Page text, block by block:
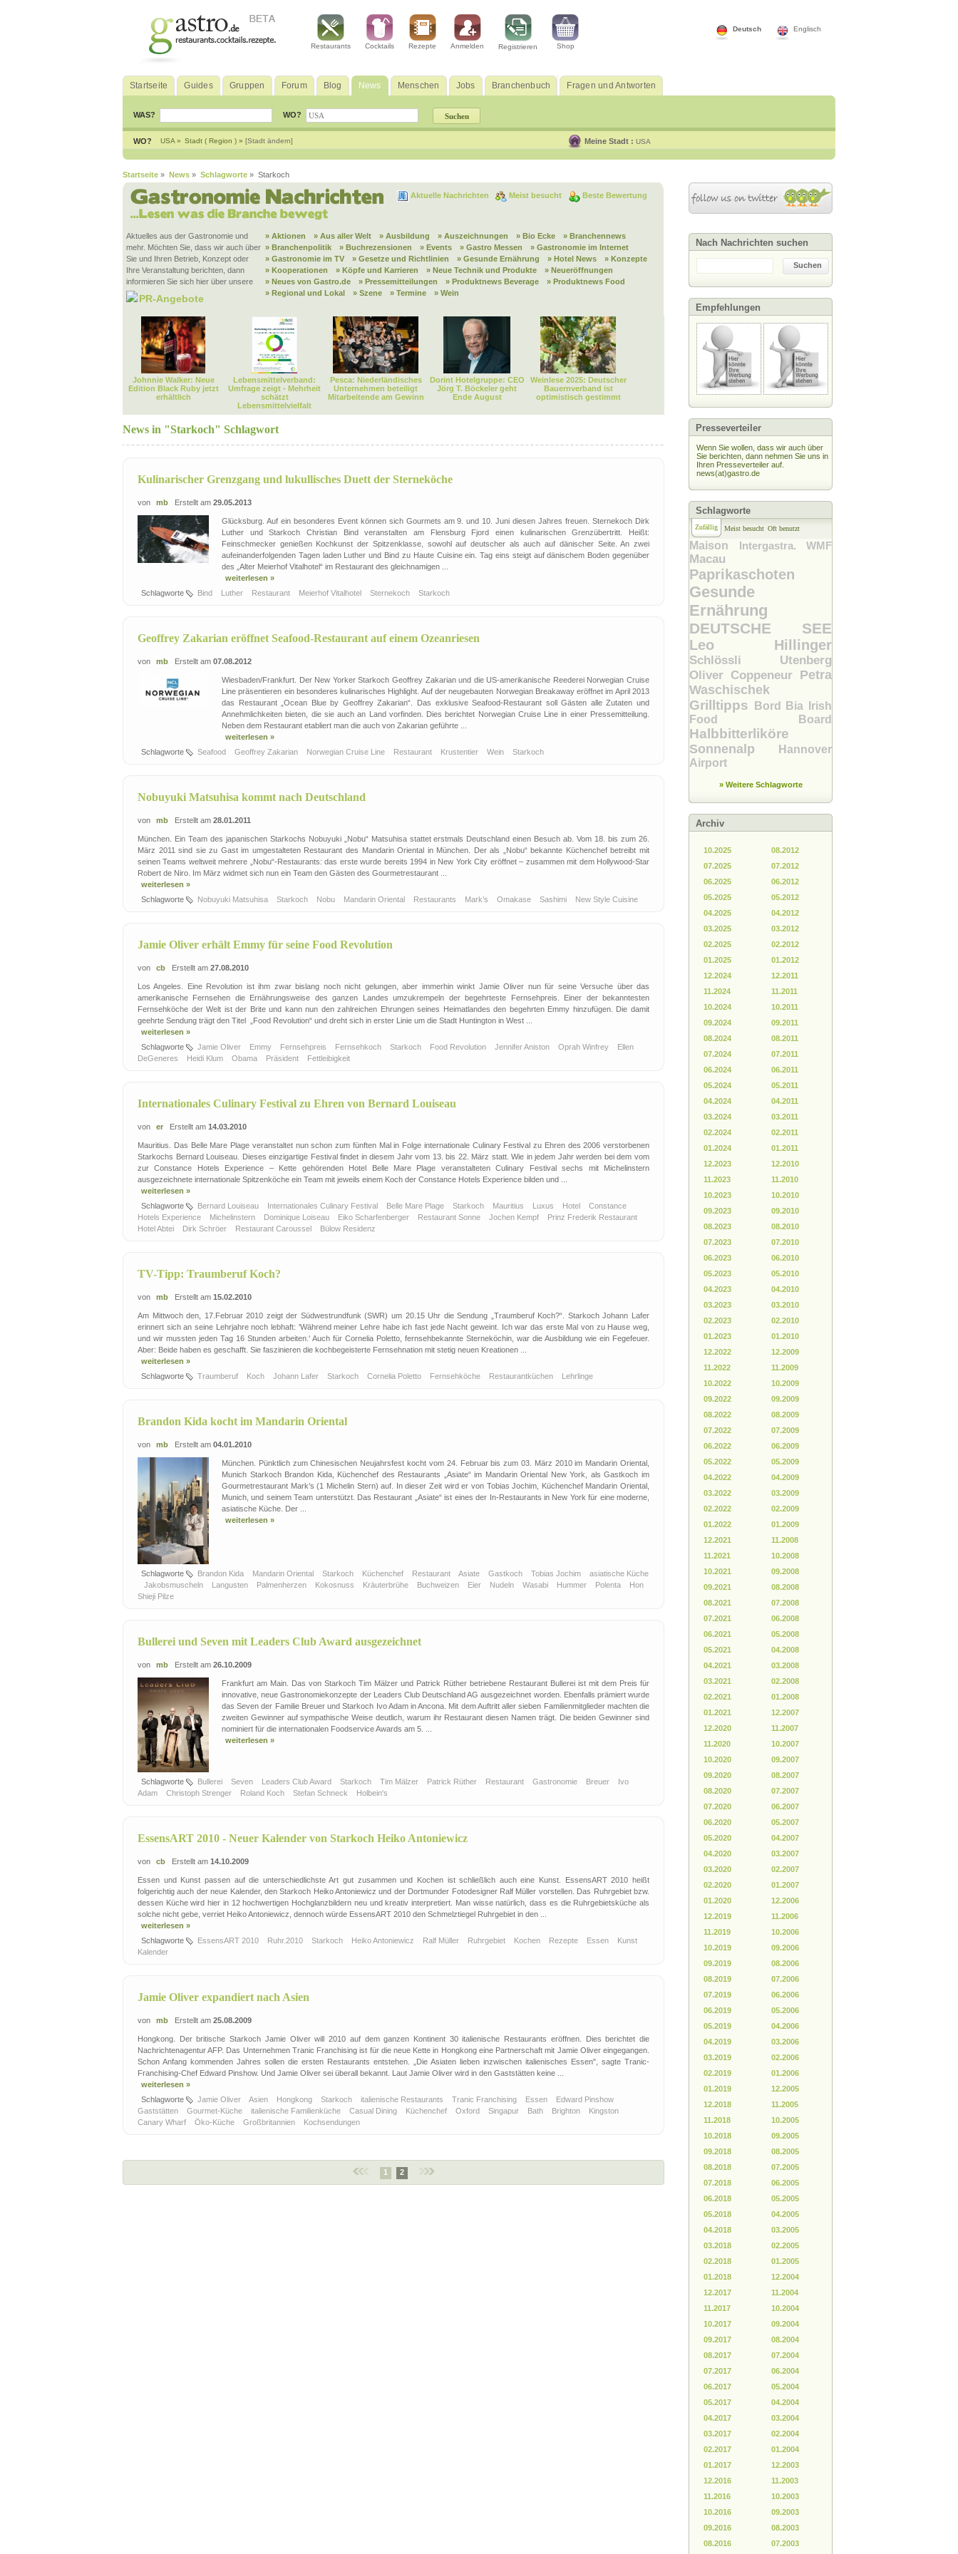
Englisch
Deutsch
Restaurants Cocktails Rezepte Anmelden Registrieren Shop
Startseite Guides Gruppen Forum Blog News Menschen Jobs Branchenbuch Fragen und Antworten
WAS? WO?
WO? USA » Stadt ( Region ) » [Stadt ändern] Meine Stadt : USA
Startseite » News » Schlagworte » Starkoch
Aktuelle Nachrichten Meist besucht Beste Bewertung
Aktuelles aus der Gastronomie und
mehr. Möchten Sie, dass wir auch über
Sie und Ihren Betrieb, Konzept oder
Ihre Veranstaltung berichten, dann
informieren Sie sich hier über unsere
PR-Angebote
» Aktionen » Aus aller Welt » Ausbildung » Auszeichnungen » Bio Ecke
» Branchennews
» Branchenpolitik
» Buchrezensionen » Events » Gastro Messen
» Gastronomie im Internet
» Gastronomie im TV
» Gesetze und Richtlinien » Gesunde Ernährung » Hotel News
» Konzepte
» Kooperationen
» Köpfe und Karrieren » Neue Technik und Produkte
» Neueröffnungen
» Neues von Gastro.de
» Pressemitteilungen » Produktnews Beverage
» Produktnews Food
» Regional und Lokal
» Szene » Termine » Wein
Johnnie Walker: Neue
Edition Black Ruby jetzt
erhältlich
Lebensmittelverband:
Umfrage zeigt - Mehrheit
schätzt
Lebensmittelvielfalt
Pesca: Niederländisches
Unternehmen beteiligt
Mitarbeitende am Gewinn
Dorint Hotelgruppe: CEO
Jörg T. Böckeler geht
Ende August
Weinlese 2025: Deutscher
Bauernverband ist
optimistisch gestimmt
News in "Starkoch" Schlagwort
Kulinarischer Grenzgang und lukullisches Duett der Sterneköche
von mb Erstellt am 29.05.2013
Glücksburg. Auf ein besonderes Event können sich Gourmets am 9. und 10. Juni diesen Jahres freuen. Sternekoch Dirk
Luther und Starkoch Christian Bind veranstalten am Flensburg Fjord einen kulinarischen Grenzübertritt. Heißt:
Feinschmecker genießen Kochkunst der Spitzenklasse, sowohl auf deutscher als auch auf dänischer Seite. An zwei
aufeinanderfolgenden Tagen laden Luther und Bind zu Haute Cuisine ein. Tag eins steigt auf dänischem Boden gegenüber
des „Alter Meierhof Vitalhotel“ im Restaurant des gleichnamigen ...
weiterlesen »
Schlagworte
Bind Luther Restaurant Meierhof Vitalhotel Sternekoch Starkoch
Geoffrey Zakarian eröffnet Seafood-Restaurant auf einem Ozeanriesen
von mb Erstellt am 07.08.2012
Wiesbaden/Frankfurt. Der New Yorker Starkoch Geoffrey Zakarian und die US-amerikanische Reederei Norwegian Cruise
Line präsentieren ein besonderes kulinarisches Highlight. Auf der neugebauten Norwegian Breakaway eröffnet im April 2013
das Restaurant „Ocean Blue by Geoffrey Zakarian“. Das exklusive Seafood-Restaurant soll Gästen alle Zutaten und
Annehmlichkeiten bieten, die sie auch an Land vorfinden. Dies berichtet Norwegian Cruise Line in einer Pressemitteilung.
Neben dem Restaurant etabliert man die auch von Zakarian geführte ...
weiterlesen »
Schlagworte
Seafood Geoffrey Zakarian Norwegian Cruise Line Restaurant Krustentier Wein Starkoch
Nobuyuki Matsuhisa kommt nach Deutschland
von mb Erstellt am 28.01.2011
München. Ein Team des japanischen Starkochs Nobuyuki „Nobu“ Matsuhisa stattet erstmals Deutschland einen Besuch ab. Vom 18. bis zum 26.
März 2011 sind sie zu Gast im umgestalteten Restaurant des Mandarin Oriental in München. Der als „Nobu“ bekannte Küchenchef betreibt mit
seinen Teams weltweit mehrere „Nobu“-Restaurants: das erste wurde bereits 1994 in New York City eröffnet – zusammen mit dem Hollywood-Star
Robert de Niro. Im März widmet sich nun ein Team den Gästen des Gourmetrestaurant ...
weiterlesen »
Schlagworte
Nobuyuki Matsuhisa Starkoch Nobu Mandarin Oriental Restaurants Mark’s Omakase Sashimi New Style Cuisine
Jamie Oliver erhält Emmy für seine Food Revolution
von cb Erstellt am 27.08.2010
Los Angeles. Eine Revolution ist ihm zwar bislang noch nicht gelungen, aber immerhin winkt Jamie Oliver nun für seine Versuche über das
amerikanische Fernsehen die Ernährungsweise des ganzen Landes umzukrempeln der begehrteste Fernsehpreis. Einer der bekanntesten
Fernsehköche der Welt ist der Brite und kann nun den zahlreichen Ehrungen seines Heimatlandes den begehrten Emmy hinzufügen. Die damit
geehrte Sendung trägt den Titel „Food Revolution“ und dreht sich in erster Linie um die Stadt Huntington in West ...
weiterlesen »
Schlagworte
Jamie Oliver Emmy Fernsehpreis Fernsehkoch Starkoch Food Revolution Jennifer Aniston Oprah Winfrey
Ellen
DeGeneres
Heidi Klum Obama Präsident Fettleibigkeit
Internationales Culinary Festival zu Ehren von Bernard Louiseau
von er Erstellt am 14.03.2010
Mauritius. Das Belle Mare Plage veranstaltet nun schon zum fünften Mal in Folge internationale Culinary Festival zu Ehren des 2006 verstorbenen
Starkochs Bernard Louiseau. Dieses einzigartige Festival findet in diesem Jahr vom 13. bis 22. März statt. Wie in jedem Jahr werden bei dem vom
zur Constance Hotels Experience – Kette gehörenden Hotel Belle Mare Plage veranstalteten Culinary Festival sechs mit Michelinstern
ausgezeichnete internationale Spitzenköche ein Team mit jeweils einem Koch der Constance Hotels Experience bilden und ...
weiterlesen »
Schlagworte
Bernard Louiseau Internationales Culinary Festival Belle Mare Plage Starkoch Mauritius Luxus Hotel
Constance
Hotels Experience
Michelinstern Dominique Loiseau Eiko Scharfenberger Restaurant Sonne Jochen Kempf
Prinz Frederik Restaurant
Hotel Abtei
Dirk Schröer Restaurant Caroussel Bülow Residenz
TV-Tipp: Traumberuf Koch?
von mb Erstellt am 15.02.2010
Am Mittwoch den, 17.Februar 2010 zeigt der Südwestrundfunk (SWR) um 20.15 Uhr die Sendung „Traumberuf Koch?“. Starkoch Johann Lafer
erinnert sich an seine Lehrjahre noch lebhaft: 'Während meiner Lehre habe ich fast jede Nacht geweint. Ich war das erste Mal von zu Hause weg,
und wir mussten jeden Tag 16 Stunden arbeiten.' Auch für Cornelia Poletto, fernsehbekannte Sterneköchin, war die Ausbildung wie ein Fegefeuer.
Aber: Beide haben es geschafft. Sie faszinieren die kochbegeisterte Fernsehnation mit stetig neuen Kreationen ...
weiterlesen »
Schlagworte
Traumberuf Koch Johann Lafer Starkoch Cornelia Poletto Fernsehköche Restaurantküchen Lehrlinge
Brandon Kida kocht im Mandarin Oriental
von mb Erstellt am 04.01.2010
München. Pünktlich zum Chinesischen Neujahrsfest kocht vom 24. Februar bis zum 03. März 2010 im Mandarin Oriental,
Munich Starkoch Brandon Kida, Küchenchef des Restaurants „Asiate“ im Mandarin Oriental New York, als Gastkoch im
Gourmetrestaurant Mark’s (1 Michelin Stern) auf. In dieser Zeit wird er von Tobias Jochim, Küchenchef Mandarin Oriental,
Munich, und seinem Team unterstützt. Das Restaurant „Asiate“ ist eines der In-Restaurants in New York für eine moderne,
asiatische Küche. Der ...
weiterlesen »
Schlagworte Brandon Kida Mandarin Oriental Starkoch Küchenchef Restaurant Asiate Gastkoch Tobias Jochim
asiatische Küche
Jakobsmuscheln
Langusten Palmenherzen Kokosnuss Kräuterbrühe Buchweizen Eier Nudeln Wasabi Hummer Polenta
Hon
Shieji Pilze
Bullerei und Seven mit Leaders Club Award ausgezeichnet
von mb Erstellt am 26.10.2009
Frankfurt am Main. Das von Starkoch Tim Mälzer und Patrick Rüther betriebene Restaurant Bullerei ist mit dem Preis für
innovative, neue Gastronomiekonzepte der Leaders Club Deutschland AG ausgezeichnet worden. Ebenfalls prämiert wurde
das Seven der Familie Breuer und Starkoch Ivo Adam in Ancona. Mit dem Auftritt aller sieben Familienmitglieder machten die
zweiten Gewinner auf sympathische Weise deutlich, warum ihr Restaurant diesen Namen trägt. Die beiden Gewinner sind
nominiert für die internationalen Foodservice Awards am 5. ...
weiterlesen »
Schlagworte Bullerei Seven Leaders Club Award Starkoch Tim Mälzer Patrick Rüther Restaurant Gastronomie Breuer
Ivo
Adam
Christoph Strenger Roland Koch Stefan Schneck Holbein's
EssensART 2010 - Neuer Kalender von Starkoch Heiko Antoniewicz
von cb Erstellt am 14.10.2009
Essen und Kunst passen auf die unterschiedlichste Art gut zusammen und Kochen ist schließlich auch eine Kunst. EssensART 2010 heißt
folgerichtig auch der neue Kalender, den Starkoch Heiko Antoniewicz und der Dortmunder Fotodesigner Ralf Müller vorstellen. Das Ruhrgebiet bzw.
dessen Küche wird hier in 12 hochwertigen Hochglanzbildern neu und kreativ interpretiert. Man wisse natürlich, dass es die Ruhrgebietsküche als
solche nicht gebe, verriet Heiko Antoniewicz, dennoch würde EssensART 2010 den Schmelztiegel Ruhrgebiet in den ...
weiterlesen »
Schlagworte
EssensART 2010 Ruhr.2010 Starkoch Heiko Antoniewicz Ralf Müller Ruhrgebiet Kochen Rezepte Essen
Kunst
Kalender
Jamie Oliver expandiert nach Asien
von mb Erstellt am 25.08.2009
Hongkong. Der britische Starkoch Jamie Oliver will 2010 auf dem ganzen Kontinent 30 italienische Restaurants eröffnen. Dies berichtet die
Nachrichtenagentur AFP. Das Unternehmen Tranic Franchising ist für die neue Kette in Hongkong eine Partnerschaft mit Jamie Oliver eingegangen.
Schon Anfang kommenden Jahres sollen die ersten Restaurants entstehen. „Die Asiaten lieben inzwischen italienisches Essen", sagte Tranic-
Franchising-Chef Edward Pinshow. Und Jamie Oliver sei überall bekannt. Laut Jamie Oliver wird in den Gaststätten keine ...
weiterlesen »
Schlagworte
Jamie Oliver Asien Hongkong Starkoch italienische Restaurants Tranic Franchising Essen
Edward Pinshow
Gaststätten
Gourmet-Küche italienische Familienküche Casual Dining Küchenchef Oxford Singapur Bath Brighton
Kingston
Canary Wharf
Öko-Küche Großbritannien Kochsendungen
1 2
Nach Nachrichten suchen
Suchen
Empfehlungen
Presseverteiler
Wenn Sie wollen, dass wir auch über
Sie berichten, dann nehmen Sie uns in
Ihren Presseverteiler auf.
news(at)gastro.de
Schlagworte
Zufällig Meist besucht Oft benutzt
Maison Intergastra. WMF
Macau
Paprikaschoten
Gesunde
Ernährung
DEUTSCHE SEE
Leo Hillinger
Schlössli Utenberg
Oliver Coppeneur Petra
Waschischek
Grilltipps
Bord Bia Irish
Food Board
Halbbitterliköre
Sonnenalp
Hannover
Airport
» Weitere Schlagworte
Archiv
10.2025
07.2025
06.2025
05.2025
04.2025
03.2025
02.2025
01.2025
12.2024
11.2024
10.2024
09.2024
08.2024
07.2024
06.2024
05.2024
04.2024
03.2024
02.2024
01.2024
12.2023
11.2023
10.2023
09.2023
08.2023
07.2023
06.2023
05.2023
04.2023
03.2023
02.2023
01.2023
12.2022
11.2022
10.2022
09.2022
08.2022
07.2022
06.2022
05.2022
04.2022
03.2022
02.2022
01.2022
12.2021
11.2021
10.2021
09.2021
08.2021
07.2021
06.2021
05.2021
04.2021
03.2021
02.2021
01.2021
12.2020
11.2020
10.2020
09.2020
08.2020
07.2020
06.2020
05.2020
04.2020
03.2020
02.2020
01.2020
12.2019
11.2019
10.2019
09.2019
08.2019
07.2019
06.2019
05.2019
04.2019
03.2019
02.2019
01.2019
12.2018
11.2018
10.2018
09.2018
08.2018
07.2018
06.2018
05.2018
04.2018
03.2018
02.2018
01.2018
12.2017
11.2017
10.2017
09.2017
08.2017
07.2017
06.2017
05.2017
04.2017
03.2017
02.2017
01.2017
12.2016
11.2016
10.2016
09.2016
08.2016
08.2012
07.2012
06.2012
05.2012
04.2012
03.2012
02.2012
01.2012
12.2011
11.2011
10.2011
09.2011
08.2011
07.2011
06.2011
05.2011
04.2011
03.2011
02.2011
01.2011
12.2010
11.2010
10.2010
09.2010
08.2010
07.2010
06.2010
05.2010
04.2010
03.2010
02.2010
01.2010
12.2009
11.2009
10.2009
09.2009
08.2009
07.2009
06.2009
05.2009
04.2009
03.2009
02.2009
01.2009
11.2008
10.2008
09.2008
08.2008
07.2008
06.2008
05.2008
04.2008
03.2008
02.2008
01.2008
12.2007
11.2007
10.2007
09.2007
08.2007
07.2007
06.2007
05.2007
04.2007
03.2007
02.2007
01.2007
12.2006
11.2006
10.2006
09.2006
08.2006
07.2006
06.2006
05.2006
04.2006
03.2006
02.2006
01.2006
12.2005
11.2005
10.2005
09.2005
08.2005
07.2005
06.2005
05.2005
04.2005
03.2005
02.2005
01.2005
12.2004
11.2004
10.2004
09.2004
08.2004
07.2004
06.2004
05.2004
04.2004
03.2004
02.2004
01.2004
12.2003
11.2003
10.2003
09.2003
08.2003
07.2003